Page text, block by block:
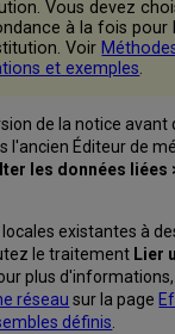
Vous devez
à la fois pour
Voir
et exemples.
de la notice avant
l'ancien Éditeur de
les données liées
existantes à
le traitement Lier
plus
réseau sur la page
définis